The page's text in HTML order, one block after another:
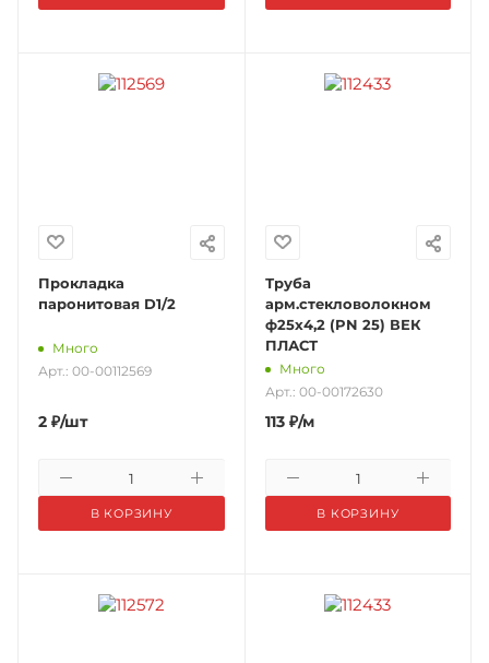
Прокладка
паронитовая D1/2
Много
Арт.: 00-00112569
2 ₽/шт
В КОРЗИНУ
Труба
арм.стекловолокном
ф25х4,2 (PN 25) ВЕК
ПЛАСТ
Много
Арт.: 00-00172630
113₽/м
В КОРЗИНУ